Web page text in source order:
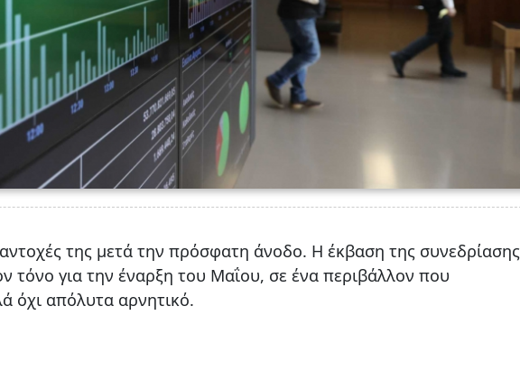
της μετά την πρόσφατη άνοδο. Η έκβαση της συνεδρίασης
τόνο για την έναρξη του Μαΐου, σε ένα περιβάλλον που
όχι απόλυτα αρνητικό.